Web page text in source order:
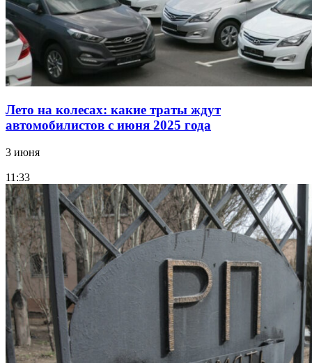
Лето на колесах: какие траты ждут
автомобилистов с июня 2025 года
3 июня
11:33